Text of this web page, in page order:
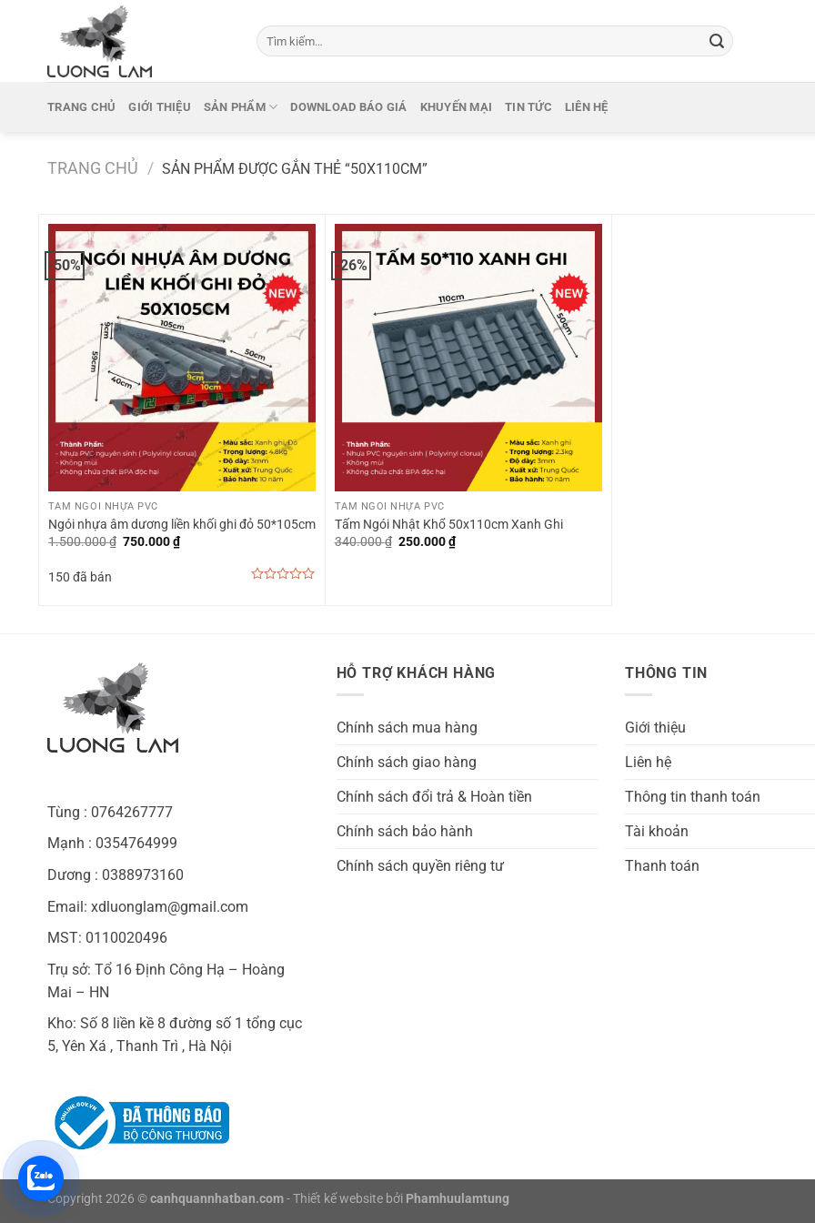
Tìm
kiếm:
TRANG CHỦ GIỚI THIỆU SẢN PHẨM DOWNLOAD BÁO GIÁ KHUYẾN MẠI TIN TỨC LIÊN HỆ
TRANG CHỦ / SẢN PHẨM ĐƯỢC GẮN THẺ “50X110CM”
-50%
+
TẤM NGÓI NHỰA PVC
Ngói nhựa âm dương liền khối ghi đỏ 50*105cm
1.500.000₫ Giá
750.000₫Giá
hiện
150 đã bán
-26%
+
TẤM NGÓI NHỰA PVC
Tấm Ngói Nhật Khổ 50x110cm Xanh Ghi
340.000₫ Giá
250.000₫Giá
hiện
Tùng : 0764267777
Mạnh : 0354764999
Dương : 0388973160
Email: xdluonglam@gmail.com
MST: 0110020496
Trụ sở: Tổ 16 Định Công Hạ – Hoàng
Mai – HN
Kho: Số 8 liền kề 8 đường số 1 tổng cục
5, Yên Xá , Thanh Trì , Hà Nội
HỖ TRỢ KHÁCH HÀNG
Chính sách mua hàng
Chính sách giao hàng
Chính sách đổi trả & Hoàn tiền
Chính sách bảo hành
Chính sách quyền riêng tư
THÔNG TIN
Giới thiệu
Liên hệ
Thông tin thanh toán
Tài khoản
Thanh toán
Copyright 2026 © canhquannhatban.com- Thiết kế website bởi Phamhuulamtung